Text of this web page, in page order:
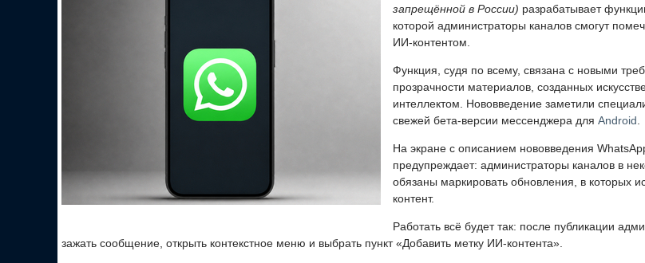
запрещённой в России) разрабатывает
которой администраторы каналов смогут
ИИ-контентом.
Функция, судя по всему, связана с новыми
прозрачности материалов, созданных
интеллектом. Нововведение заметили
свежей бета-версии мессенджера для Android
На экране с описанием нововведения
предупреждает: администраторы каналов в
обязаны маркировать обновления, в которых
контент.
Работать всё будет так: после публикации
зажать сообщение, открыть контекстное меню и выбрать пункт «Добавить метку ИИ-контента».